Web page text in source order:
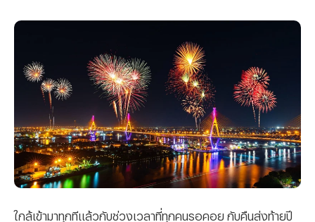
ใกล้เข้ามาทุกทีแล้วกับช่วงเวลาที่ทุกคนรอคอย กับคืนส่งท้ายปี